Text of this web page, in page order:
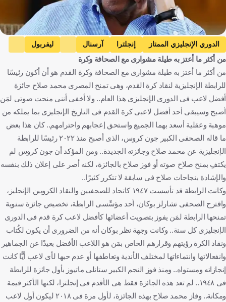
الدوري الإنجليزي الممتاز إنجلترا آرسنال
ليفربول
محمد صلاح
مصر كرة قدم
من أكثر ما أعتز به طيلة مشوارى مع الصحافة وكرة
من أكثر ما أعتز به طيلة مشوارى مع الصحافة وكرة القدم هو أن أكون رئيسًا
للرابطة الإنجليزية لنقاد كرة القدم، وهى تمنح المصرى محمد صلاح جائزة
أفضل لاعب فى الدورى الإنجليزى هذا العام.. ولا أخفى أننى منحت صوتى لمَن
أصبح وسيبقى أحد أفضل لاعبى كرة القدم فى التاريخ الإنجليزى بما يملكه من
موهبة وعقلية أسعد بهما الجميع واستحق إعجابهم واحترامهم.. كان هذا بعض
ما قاله الصحفى الكبير جون كروس، الذى أصبح منذ ٢٠٢٢ رئيسًا للرابطة
الإنجليزية عن محمد صلاح وجائزته الجديدة.. ومن المؤكد أن جون كروس لم
يكتفِ بمنح صلاح صوته أو فوز صلاح بالجائزة، لكنه أصر على إعلان ذلك بنفسه
والإشادة بنجاحات صلاح فى سابقة لا تتكرر كثيرًا..
وكانت الرابطة قد تأسست ١٩٤٧ كاتحاد للصحفيين والنقاد الكرويين الإنجليز،
واقترح الصحفى تشارلز بوكان، أحد مؤسِّسى الرابطة، تخصيص جائزة سنوية
تمنحها الرابطة لمَن يفوز بتصويت أعضائها كأفضل لاعب كرة قدم فى الدورى
الإنجليزى كل سنة.. وكانت وجهة نظر بوكان أنه من الضرورى أن يكون لكُتاب
ونقاد الكرة رؤيتهم وقرارهم الخاص بمَن هو اللاعب الأفضل بعيدًا عن الجماهير
وانفعالاتها وانتماءاتها لمختلف الأندية وتعاطفها أو عدم حبها لأى لاعب أيًّا كانت
إنجازاته ومستواه.. ومنذ فوز النجم الكبير ستانلى ماتيوز بأول جائزة للرابطة
فى ١٩٤٨.. لم تعد هذه الجائزة فقط هى الأقدم فى إنجلترا، لكنها الأكثر قيمة
ومكانة.. وفاز محمد صلاح بهذه الجائزة، لأول مرة فى ٢٠١٨ ليكون أول لاعب